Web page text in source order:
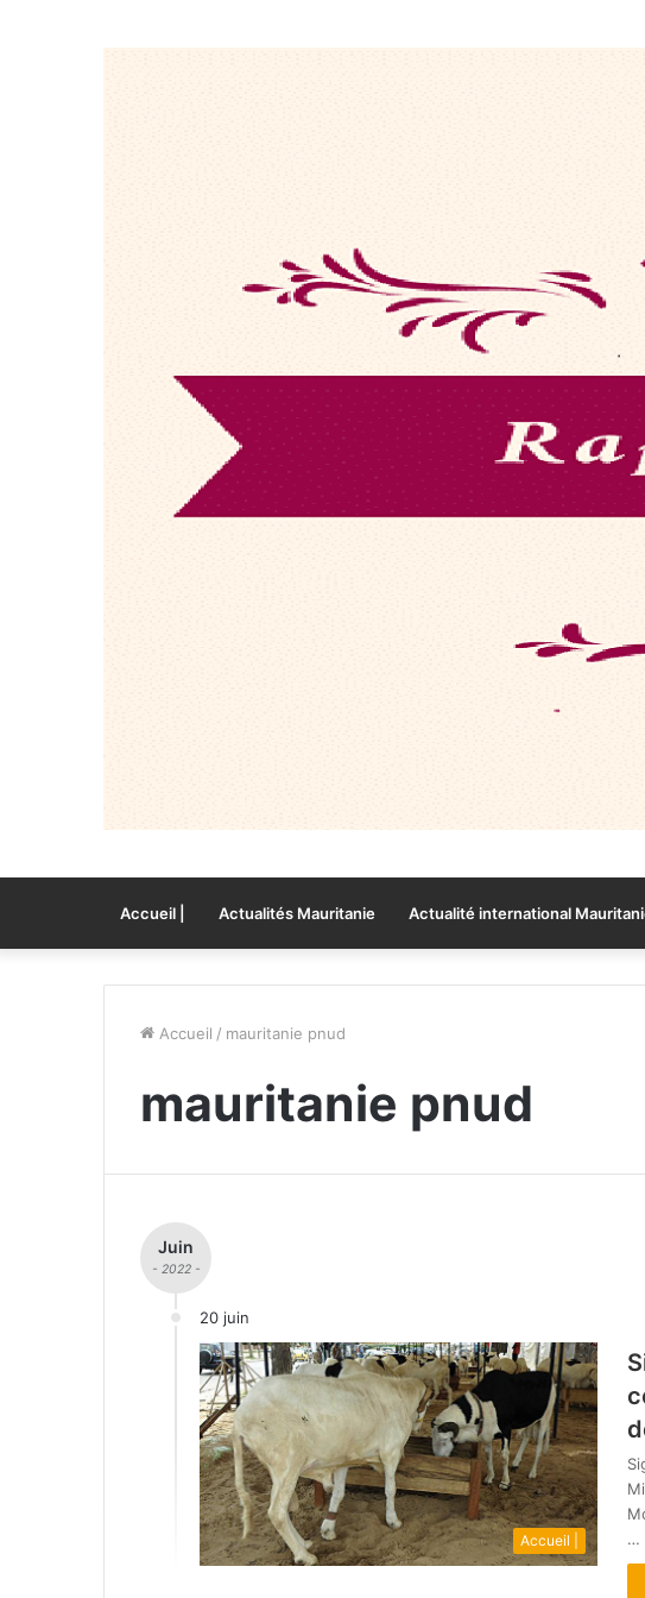
Accueil | Actualités Mauritanie Actualité international
Accueil / mauritanie pnud
mauritanie pnud
Juin
- 2022 -
20 juin
Accueil |
…